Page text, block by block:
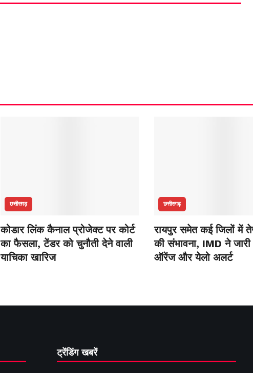
छत्तीसगढ़
कोडार लिंक कैनाल प्रोजेक्ट पर कोर्ट
का फैसला, टेंडर को चुनौती देने वाली
याचिका खारिज
छत्तीसगढ़
रायपुर समेत कई जिलों में
की संभावना, IMD ने जारी
ऑरेंज और येलो अलर्ट
ट्रेंडिंग खबरें